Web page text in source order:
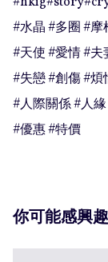
#水晶 #多圈 #摩
#天使 #愛情 #
#失戀 #創傷 #煩
#人際關係 #人
#優惠 #特價
你可能感興